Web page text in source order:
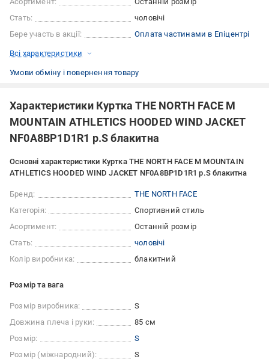
Стать:
чоловічі
Бере участь в акції:
Оплата частинами в Епіцентрі
Всі характеристики
Умови обміну і повернення товару
Характеристики Куртка THE NORTH FACE M
MOUNTAIN ATHLETICS HOODED WIND JACKET
NF0A8BP1D1R1 р.S блакитна
Основні характеристики Куртка THE NORTH FACE M MOUNTAIN
ATHLETICS HOODED WIND JACKET NF0A8BP1D1R1 р.S блакитна
Бренд:
THE NORTH FACE
Категорія:
Спортивний стиль
Асортимент:
Останній розмір
Стать:
чоловічі
Колір виробника:
блакитний
Розмір та вага
Розмір виробника:
S
Довжина плеча і руки:
85 см
Розмір:
S
Розмір (міжнародний):
S